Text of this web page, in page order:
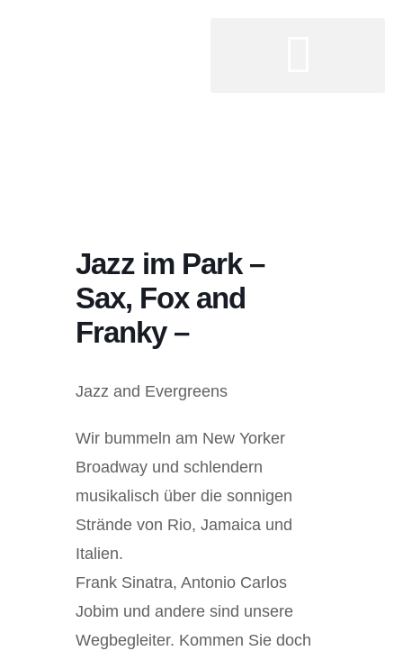
Jazz im Park –
Sax, Fox and
Franky –
Jazz and Evergreens
Wir bummeln am New Yorker
Broadway und schlendern
musikalisch über die sonnigen
Strände von Rio, Jamaica und
Italien.
Frank Sinatra, Antonio Carlos
Jobim und andere sind unsere
Wegbegleiter. Kommen Sie doch